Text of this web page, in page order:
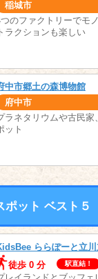
稲城市
のファクトリーでモ
トラクションも楽しい
中市郷土の森博物館
府中市
ラネタリウムや古民家
ット
ポット ベスト５
ららぽーと立
徒歩 0 分
駅直結！